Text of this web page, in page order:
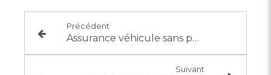
Précédent
Assurance véhicule sans permis
Suivant